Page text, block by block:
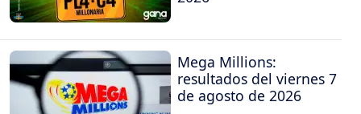
Mega Millions:
resultados del viernes 7
de agosto de 2026